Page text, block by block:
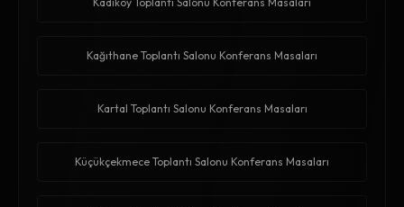
Kağıthane Toplantı Salonu Konferans Masaları
Kartal Toplantı Salonu Konferans Masaları
Küçükçekmece Toplantı Salonu Konferans Masaları